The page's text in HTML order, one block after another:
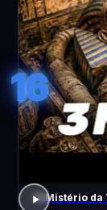
16
O Mistério da